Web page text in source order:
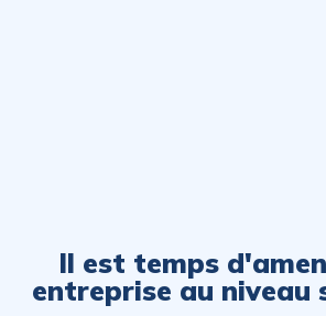
Il est temps
entreprise au niveau